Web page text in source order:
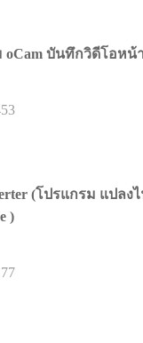
oCam บันทึกวิดีโอหน้
(โปรแกรม แปลง
)